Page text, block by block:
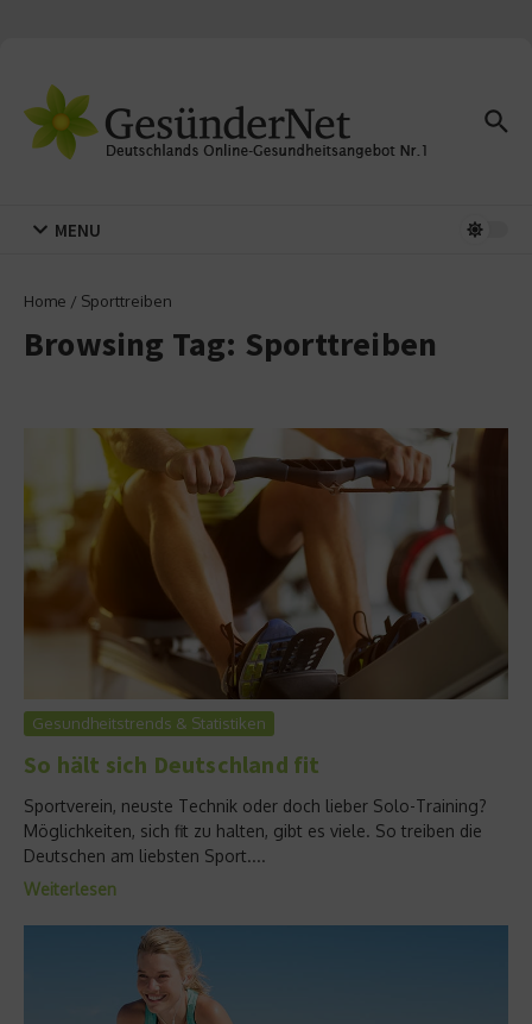
MENU
Home / Sporttreiben
Browsing Tag: Sporttreiben
Gesundheitstrends & Statistiken
So hält sich Deutschland fit
Sportverein, neuste Technik oder doch lieber Solo-Training?
Möglichkeiten, sich fit zu halten, gibt es viele. So treiben die
Deutschen am liebsten Sport....
Weiterlesen